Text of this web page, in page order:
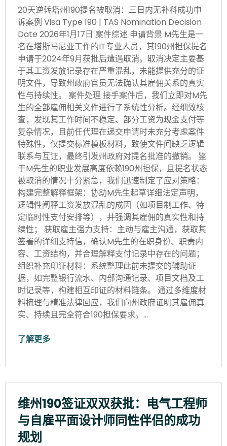
20天逆转塔州190提名被取消：三日内无补料成功申
诉案例 Visa Type 190 | TAS Nomination Decision
Date 2026年1月17日 案件综述 申请背景 M先生是一
名在塔斯马尼亚工作的IT专业人员，其190州担保提名
申请于2024年9月获批后遭遇取消。取消决定主要基
于其工资发放记录存在严重混乱，未能提供充分的证
明文件，导致州政府官员无法确认其雇佣关系的真实
性与持续性。 案件处理 接手案件后，我们立即对M先
生的全部雇佣相关文件进行了系统性分析。经细致核
查，发现其工作时间不稳定、部分工资为现金支付等
复杂情况，且前任代理在递交申请时未充分考虑案件
特殊性，仅提交标准模板材料，致使文件间缺乏逻辑
联系与互证，最终引发州政府对提名批准的撤销。 鉴
于M先生的职业发展高度依赖190州担保，且提名状态
被取消的情况十分紧急，我们迅速制定了应对策略：
构建完整解释框架：协助M先生起草详细法定声明，
逻辑性阐释工资发放混乱的成因（如项目制工作、特
定临时性支付安排等），并强调其雇佣的真实性和持
续性； 获取雇主强力支持：主动与雇主沟通，获取其
签署的详细支持信，确认M先生的在职身份、职责内
容、工资结构，并合理解释支付记录中存在的问题；
组织补充印证材料：系统整理此前未提交的辅助证
据，如完整银行流水、内部沟通记录、项目文档及工
时记录等，构建相互印证的材料链条。 通过多维度材
料梳理与精准法律回应，我们向州政府证明其雇佣真
实、持续且完全符合190担保要求。…
了解更多
维州190签证双双获批：电气工程师
与自雇平面设计师同性伴侣的成功
规划